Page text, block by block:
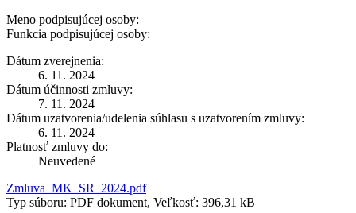
Meno podpisujúcej osoby:
Funkcia podpisujúcej osoby:
Dátum zverejnenia:
6. 11. 2024
Dátum účinnosti zmluvy:
7. 11. 2024
Dátum uzatvorenia/udelenia súhlasu s uzatvorením zmluvy:
6. 11. 2024
Platnosť zmluvy do:
Neuvedené
Zmluva_MK_SR_2024.pdf
Typ súboru: PDF dokument, Veľkosť: 396,31 kB